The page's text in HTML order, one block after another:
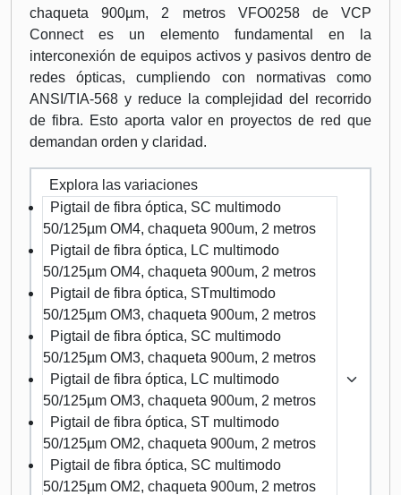
chaqueta 900µm, 2 metros VFO0258 de VCP
Connect es un elemento fundamental en la
interconexión de equipos activos y pasivos dentro de
redes ópticas, cumpliendo con normativas como
ANSI/TIA-568 y reduce la complejidad del recorrido
de fibra. Esto aporta valor en proyectos de red que
demandan orden y claridad.
Explora las variaciones
Pigtail de fibra óptica, SC multimodo
50/125µm OM4, chaqueta 900um, 2 metros
Pigtail de fibra óptica, LC multimodo
50/125µm OM4, chaqueta 900um, 2 metros
Pigtail de fibra óptica, STmultimodo
50/125µm OM3, chaqueta 900um, 2 metros
Pigtail de fibra óptica, SC multimodo
50/125µm OM3, chaqueta 900um, 2 metros
Pigtail de fibra óptica, LC multimodo
50/125µm OM3, chaqueta 900um, 2 metros
Pigtail de fibra óptica, ST multimodo
50/125µm OM2, chaqueta 900um, 2 metros
Pigtail de fibra óptica, SC multimodo
50/125µm OM2, chaqueta 900um, 2 metros